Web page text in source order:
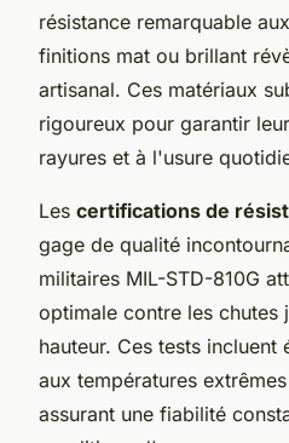
résistance remarquable
finitions mat ou brillant
artisanal. Ces matériaux
rigoureux pour garantir
rayures et à l'usure
Les certifications de
gage de qualité
militaires MIL-STD-810G
optimale contre les chutes
hauteur. Ces tests incluent
aux températures
assurant une fiabilité